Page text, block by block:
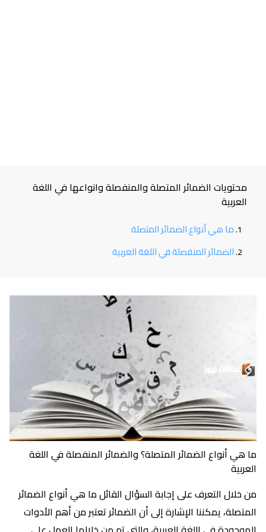
محتويات الضمائر المتصلة والمنفصلة وانواعها في اللغة
العربية
ما هي أنواع الضمائر المتصلة
الضمائر المنفصلة في اللغة العربية
ما هي أنواع الضمائر المتصلة؟ والضمائر المنفصلة في اللغة
العربية
من خلال التعرف على إجابة السؤال القائل ما هي أنواع الضمائر
المتصلة، يمكننا الإشارة إلى أن الضمائر تعتبر من أهم الأدوات